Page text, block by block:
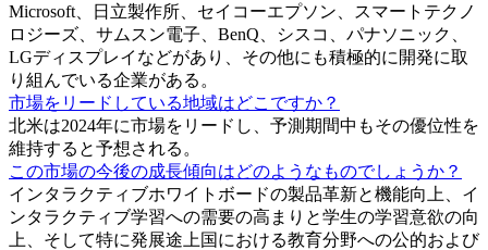
Microsoft、日立製作所、セイコーエプソン、スマートテクノ
ロジーズ、サムスン電子、BenQ、シスコ、パナソニック、
LGディスプレイなどがあり、その他にも積極的に開発に取
り組んでいる企業がある。
市場をリードしている地域はどこですか？
北米は2024年に市場をリードし、予測期間中もその優位性を
維持すると予想される。
この市場の今後の成長傾向はどのようなものでしょうか？
インタラクティブホワイトボードの製品革新と機能向上、イ
ンタラクティブ学習への需要の高まりと学生の学習意欲の向
上、そして特に発展途上国における教育分野への公的および